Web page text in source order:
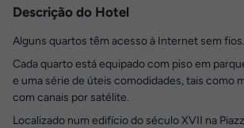
Descrição do Hotel
Alguns quartos têm acesso à Internet sem fios.
Cada quarto está equipado com piso em
e uma série de úteis comodidades, tais como
com canais por satélite.
Localizado num edifício do século XVII na